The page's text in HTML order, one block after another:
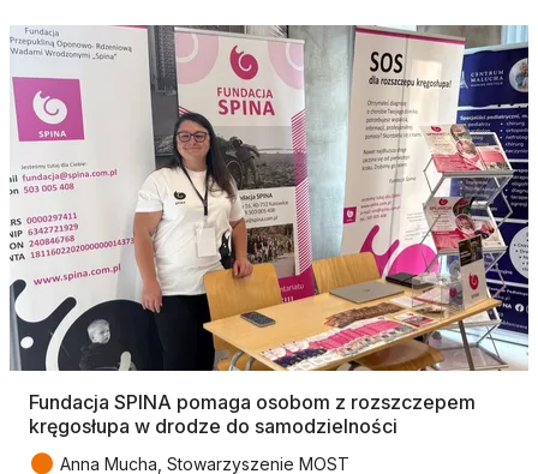
Fundacja SPINA pomaga osobom z rozszczepem
kręgosłupa w drodze do samodzielności
● Anna Mucha, Stowarzyszenie MOST